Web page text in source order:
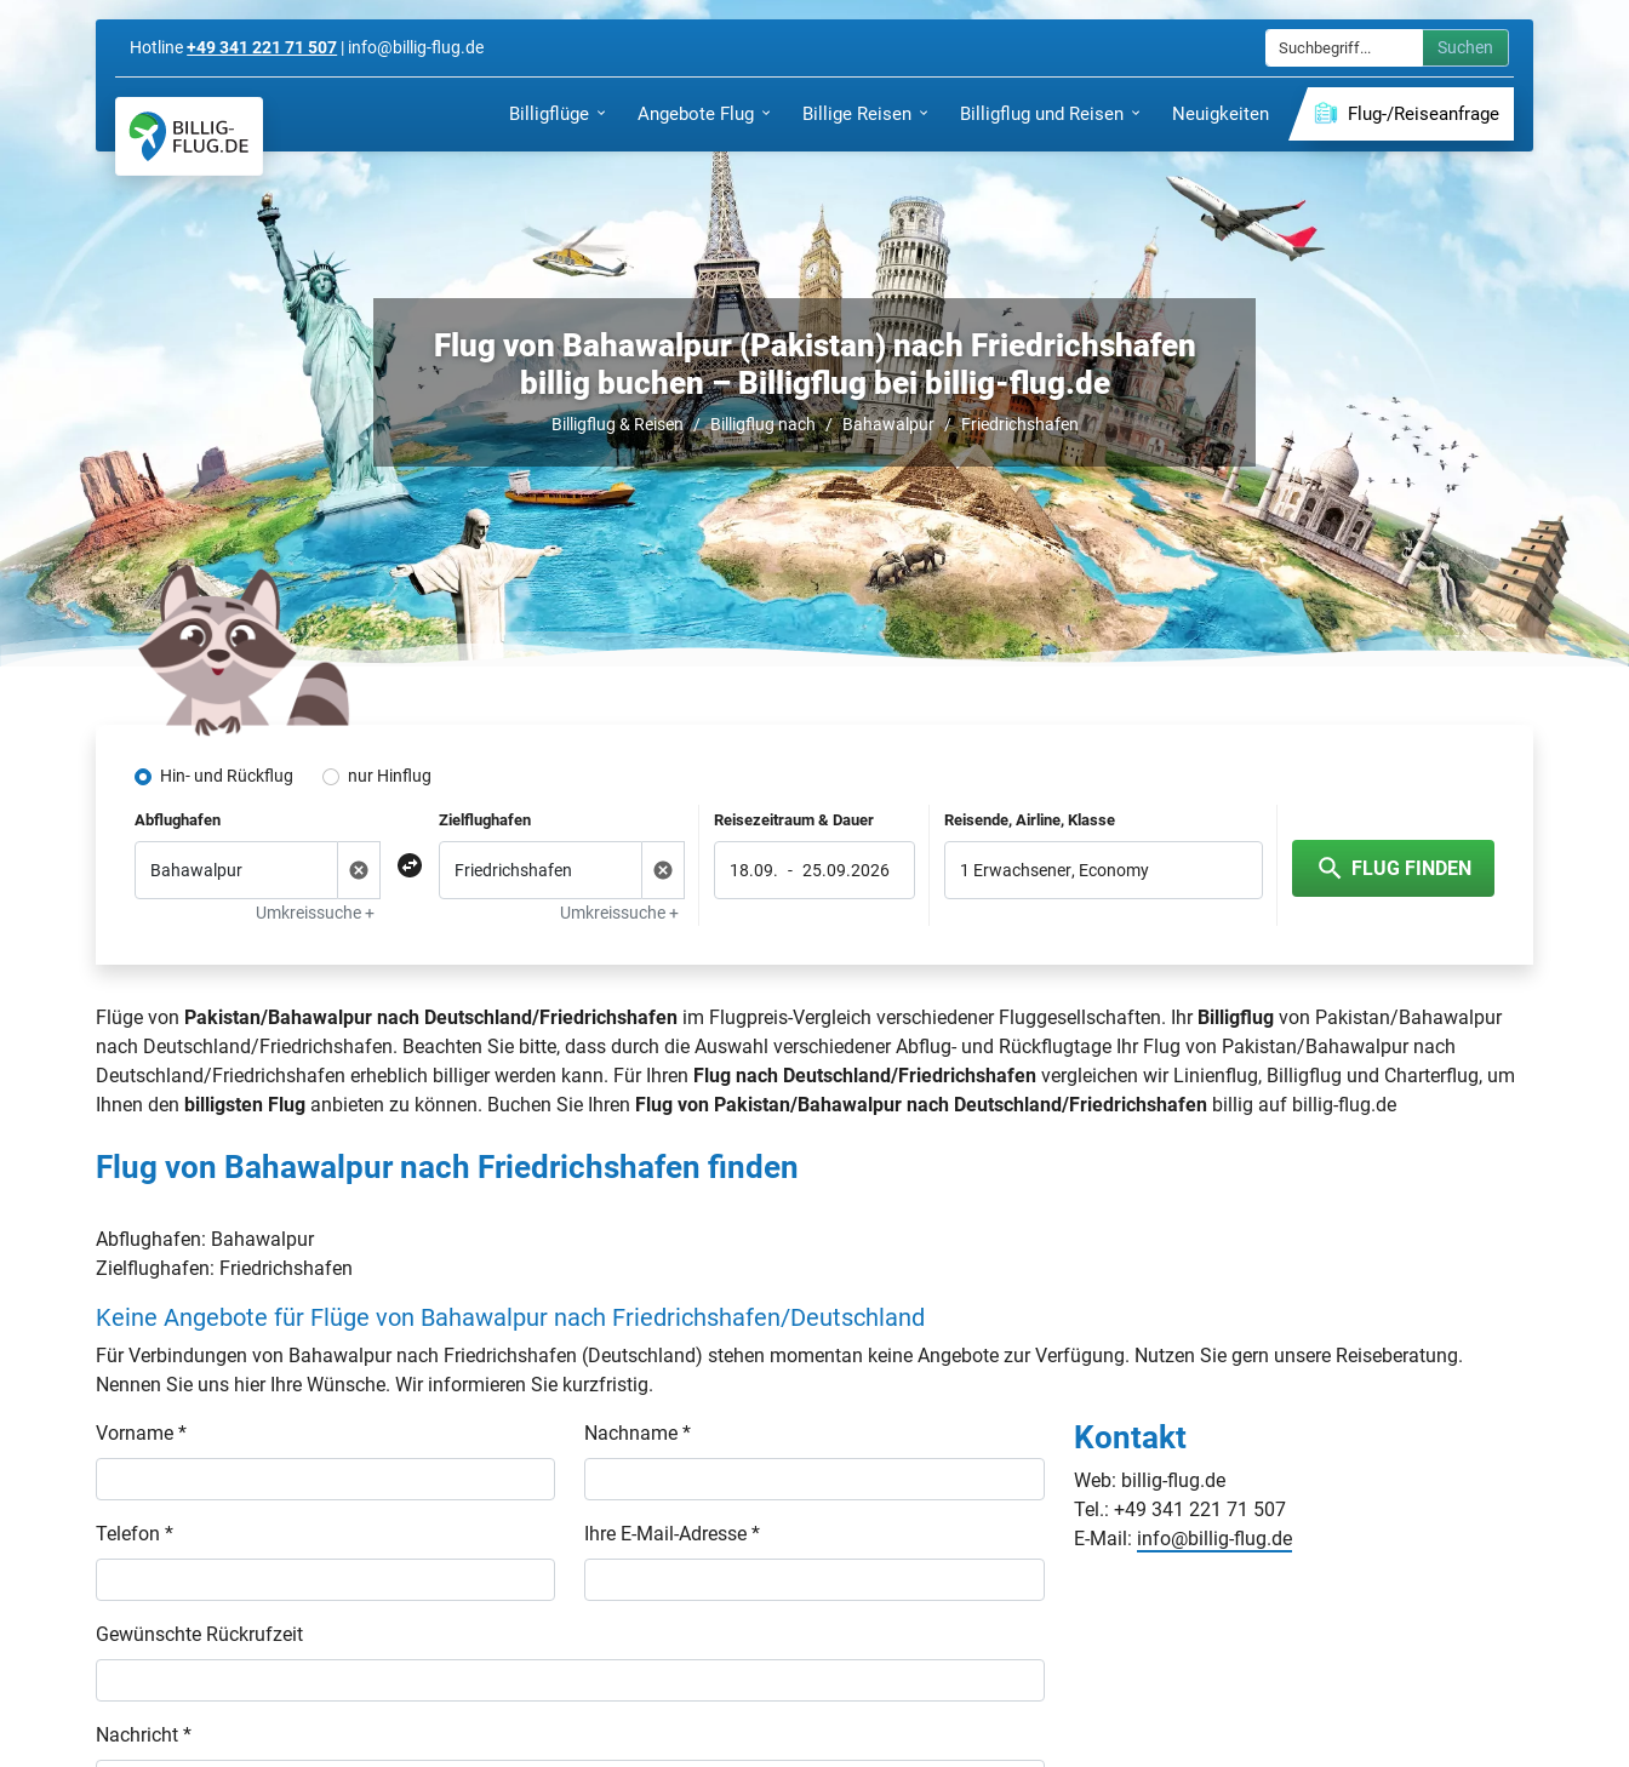
Hotline+49 341 221 71 507 | info@billig-flug.de Suchen
Billigflüge Angebote Flug Billige Reisen Billigflug und Reisen Neuigkeiten Flug-/Reiseanfrage
Flug von Bahawalpur (Pakistan) nach Friedrichshafen
billig buchen – Billigflug bei billig-flug.de
Billigflug & Reisen Billigflug nach Bahawalpur Friedrichshafen
Hin- und Rückflug nur Hinflug
Abflughafen
Umkreissuche +
Zielflughafen
Umkreissuche +
Reisezeitraum & Dauer
18.09. - 25.09.2026
Reisende, Airline, Klasse
1 Erwachsener, Economy FLUG FINDEN
Flüge von Pakistan/Bahawalpur nach Deutschland/Friedrichshafen im Flugpreis-Vergleich verschiedener Fluggesellschaften. Ihr Billigflug von Pakistan/Bahawalpur
nach Deutschland/Friedrichshafen. Beachten Sie bitte, dass durch die Auswahl verschiedener Abflug- und Rückflugtage Ihr Flug von Pakistan/Bahawalpur nach
Deutschland/Friedrichshafen erheblich billiger werden kann. Für Ihren Flug nach Deutschland/Friedrichshafen vergleichen wir Linienflug, Billigflug und Charterflug, um
Ihnen denbilligsten Flug anbieten zu können. Buchen Sie Ihren Flug von Pakistan/Bahawalpur nach Deutschland/Friedrichshafen billig auf billig-flug.de
Flug von Bahawalpur nach Friedrichshafen finden
Abflughafen: Bahawalpur
Zielflughafen: Friedrichshafen
Keine Angebote für Flüge von Bahawalpur nach Friedrichshafen/Deutschland
Für Verbindungen von Bahawalpur nach Friedrichshafen (Deutschland) stehen momentan keine Angebote zur Verfügung. Nutzen Sie gern unsere Reiseberatung.
Nennen Sie uns hier Ihre Wünsche. Wir informieren Sie kurzfristig.
Vorname * Nachname *
Telefon * Ihre E-Mail-Adresse *
Gewünschte Rückrufzeit
Nachricht *
Kontakt
Web: billig-flug.de
Tel.: +49 341 221 71 507
E-Mail: info@billig-flug.de